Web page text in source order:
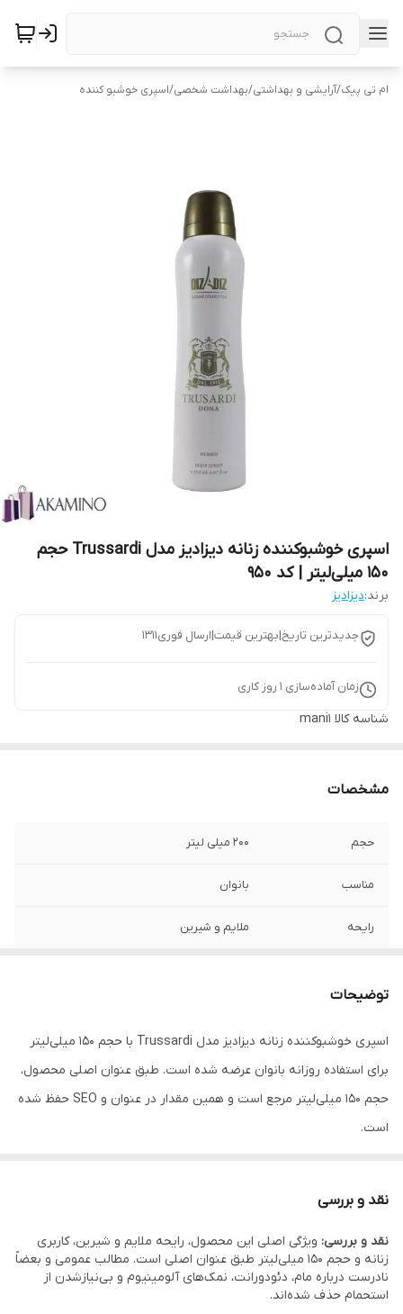
ام تی پیک/آرایشی و بهداشتی/بهداشت شخصی/اسپری خوشبو کننده
اسپری خوشبوکننده زنانه دیزادیز مدل Trussardi حجم
150 میلی‌لیتر | کد 950
برند:دیزادیز
جدیدترین تاریخ|بهترین قیمت|ارسال فوری1311
زمان آماده‌سازی 1 روز کاری
شناسه کالا mani1
مشخصات
حجم 200 میلی لیتر
مناسب بانوان
رایحه ملایم و شیرین
توضیحات
اسپری خوشبوکننده زنانه دیزادیز مدل Trussardi با حجم 150 میلی‌لیتر
برای استفاده روزانه بانوان عرضه شده است. طبق عنوان اصلی محصول،
حجم 150 میلی‌لیتر مرجع است و همین مقدار در عنوان و SEO حفظ شده
است.
تعارض دارد و برای گزارش نهایی علامت‌گذاری شده است.
نقد و بررسی
نقد و بررسی: ویژگی اصلی این محصول، رایحه ملایم و شیرین، کاربری
زنانه و حجم 150 میلی‌لیتر طبق عنوان اصلی است. مطالب عمومی و بعضاً
نادرست درباره مام، دئودورانت، نمک‌های آلومینیوم و بی‌نیازشدن از
استحمام حذف شده‌اند.